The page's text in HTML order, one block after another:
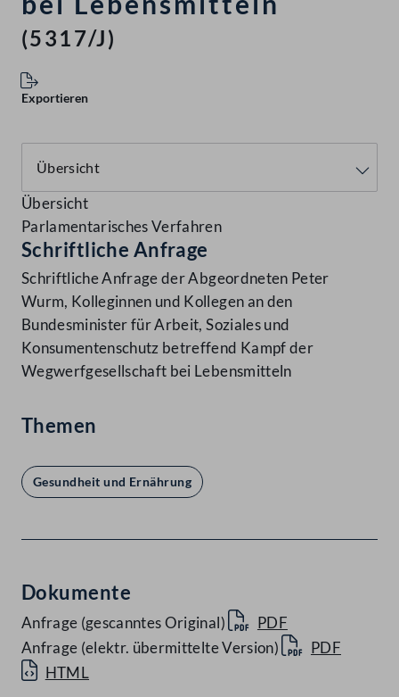
(5317/J)
Exportieren
Übersicht
Parlamentarisches Verfahren
Schriftliche Anfrage
Schriftliche Anfrage der Abgeordneten Peter
Wurm, Kolleginnen und Kollegen an den
Bundesminister für Arbeit, Soziales und
Konsumentenschutz betreffend Kampf der
Wegwerfgesellschaft bei Lebensmitteln
Themen
Gesundheit und Ernährung
Dokumente
Anfrage (gescanntes Original)
PDF
Anfrage (elektr. übermittelte Version)
PDF
HTML